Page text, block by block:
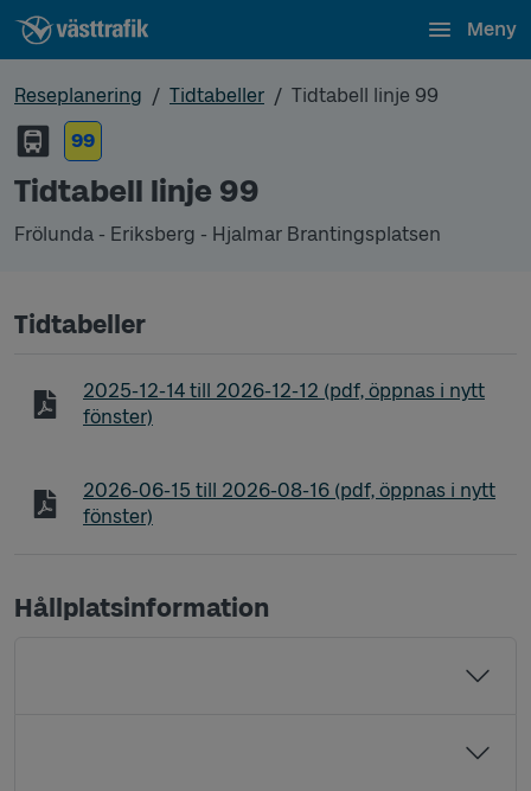
Meny
Reseplanering Tidtabeller
Tidtabell linje 99
99
Tidtabell linje 99
Frölunda - Eriksberg - Hjalmar Brantingsplatsen
Tidtabeller
Tidtabell linje 99 Frölunda - Eriksberg - Hjalmar
2025-12-14 till 2026-12-12 (pdf, öppnas i nytt
fönster)
Tidtabell linje 99 Frölunda - Eriksberg - Hjalmar
2026-06-15 till 2026-08-16 (pdf, öppnas i nytt
fönster)
Hållplatsinformation